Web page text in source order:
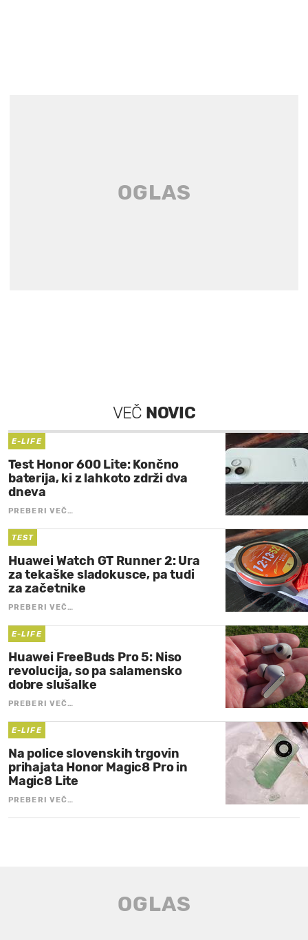
VEČ NOVIC
E-LIFE
Test Honor 600 Lite: Končno
baterija, ki z lahkoto zdrži dva
dneva
PREBERI VEČ…
TEST
Huawei Watch GT Runner 2: Ura
za tekaške sladokusce, pa tudi
za začetnike
PREBERI VEČ…
E-LIFE
Huawei FreeBuds Pro 5: Niso
revolucija, so pa salamensko
dobre slušalke
PREBERI VEČ…
E-LIFE
Na police slovenskih trgovin
prihajata Honor Magic8 Pro in
Magic8 Lite
PREBERI VEČ…